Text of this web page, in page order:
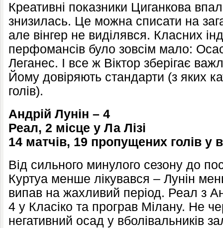
Креативні показники Циганкова
знизилась. Це можна списати на
але вінгер не виділявся. Класних
перфомансів було зовсім мало:
Леганес. І все ж Віктор зберігає
Йому довіряють стандарти (з яких
голів).
Андрій Лунін – 4
Реал, 2 місце у Ла Лізі
14 матчів, 19 пропущених голів у
Від сильного минулого сезону до
Куртуа менше лікувався – Лунін
випав на жахливий період. Реал з
4 у Класіко та програв Мілану. Не
негативний осад у вболівальників